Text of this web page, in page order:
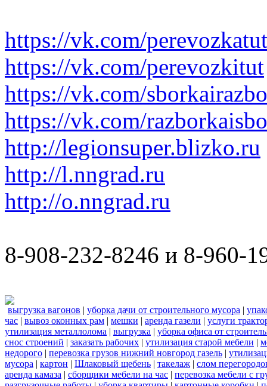
https://vk.com/perevozkatut
https://vk.com/perevozkitut
https://vk.com/
https://vk.com/
http://legionsuper.blizko.ru
http://l.nngrad.ru
http://o.nngrad.ru
8-908-232-8246 и 8-960-
выгрузка вагонов | уборка дачи от строительного мусора |
час | вывоз оконных рам | мешки | аренда газели | услуги
утилизация металлолома | выгрузка | уборка офиса от
снос строений | заказать рабочих | утилизация старой мебели |
недорого | перевозка грузов нижний новгород газель |
мусора | картон | Шлаковый щебень | такелаж | слом
аренда камаза | сборщики мебели на час | перевозка мебели с